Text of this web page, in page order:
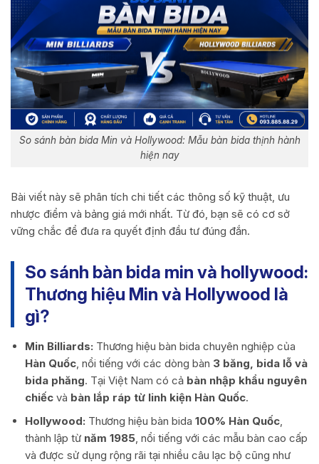
So sánh bàn bida Min và Hollywood: Mẫu bàn bida thịnh hành
hiện nay
Bài viết này sẽ phân tích chi tiết các thông số kỹ thuật, ưu
nhược điểm và bảng giá mới nhất. Từ đó, bạn sẽ có cơ sở
vững chắc để đưa ra quyết định đầu tư đúng đắn.
So sánh bàn bida min và hollywood:
Thương hiệu Min và Hollywood là
gì?
Min Billiards: Thương hiệu bàn bida chuyên nghiệp của
Hàn Quốc, nổi tiếng với các dòng bàn 3 băng, bida lỗ và
bida phăng. Tại Việt Nam có cả bàn nhập khẩu nguyên
chiếcvà bàn lắp ráp từ linh kiện Hàn Quốc.
Hollywood: Thương hiệu bàn bida 100% Hàn Quốc,
thành lập từ năm 1985, nổi tiếng với các mẫu bàn cao cấp
và được sử dụng rộng rãi tại nhiều câu lạc bộ cũng như